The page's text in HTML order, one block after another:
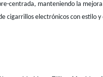
centrada, manteniendo la
cigarrillos electrónicos con estilo